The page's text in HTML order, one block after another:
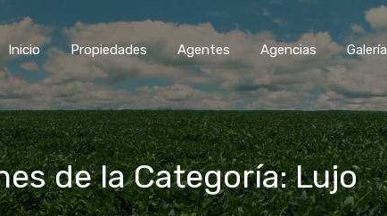
Inicio Propiedades Agentes Agencias Galería
de la Categoría: Lujo